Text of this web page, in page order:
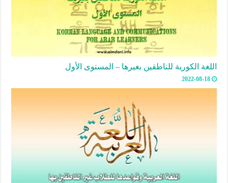
اللغة الكورية للناطقين بغيرها – المستوى الأول
2022-08-18